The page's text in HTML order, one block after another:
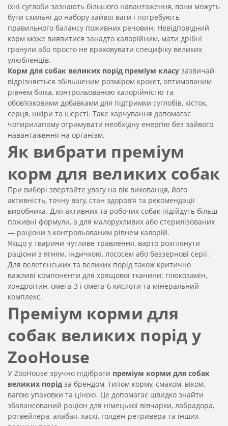
їхні суглоби зазнають більшого навантаження, вони можуть
бути схильні до набору зайвої ваги і потребують
правильного балансу поживних речовин. Невідповідний
корм може виявитися занадто калорійним, мати дрібні
гранули або просто не враховувати специфіку великих
улюбленців.
Корм для собак великих порід преміум класу зазвичай
відрізняється збільшеним розміром крокет, оптимованим
рівнем білка, контрольованою калорійністю та
обов’язковими добавками для підтримки суглобів, кісток,
серця, шкіри та шерсті. Таке харчування допомагає
чотирилапому отримувати необхідну енергію без зайвого
навантаження на організм.
Як вибрати преміум
корм для великих собак
При виборі звертайте увагу на вік вихованця, його
активність, точну вагу, стан здоров’я та рекомендації
виробника. Для активних та робочих собак підійдуть більш
поживні формули, а для малорухливих або стерилізованих
— раціони з контрольованим рівнем калорій.
Якщо у тварини чутливе травлення, варто розглянути
раціони з ягням, індичкою, лососем або беззернові серії.
Для велетенських та великих порід також критично
важливі компоненти для хрящової тканини: глюкозамін,
хондроїтин, омега-3 і омега-6 кислоти та мінеральний
комплекс.
Преміум корми для
собак великих порід у
ZooHouse
У ZooHouse зручно підібрати преміум корми для собак
великих порід за брендом, типом корму, смаком, віком,
вагою упаковки та ціною. Це допомагає швидко знайти
збалансований раціон для німецької вівчарки, лабрадора,
ротвейлера, алабая, хаскі, голден-ретривера та інших